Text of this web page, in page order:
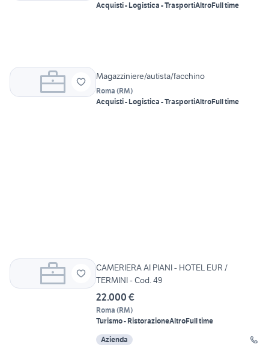
Acquisti - Logistica - TrasportiAltroFull time
Magazziniere/autista/facchino
Roma (RM)
Acquisti - Logistica - TrasportiAltroFull time
CAMERIERA AI PIANI - HOTEL EUR /
TERMINI - Cod. 49
22.000 €
Roma (RM)
Turismo - RistorazioneAltroFull time
Azienda